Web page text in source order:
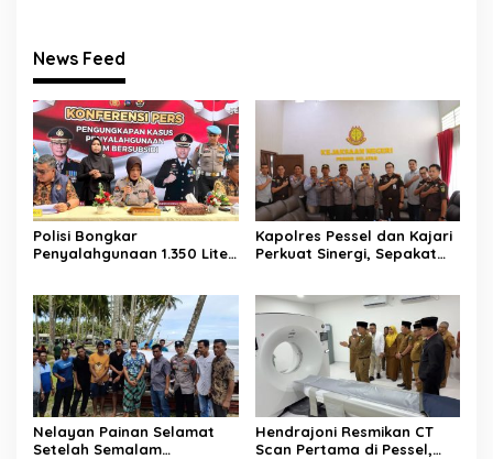
News Feed
Polisi Bongkar
Penyalahgunaan 1.350 Liter
Diamankan
Kapolres Pessel dan Kajari
Perkuat Sinergi, Sepakat
Nelayan Painan Selamat
Setelah Semalam
Hendrajoni Resmikan CT
Scan Pertama di Pessel,